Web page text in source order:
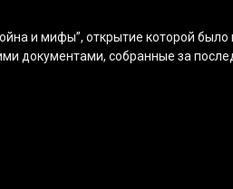
и мифы”, открытие которой
документами, собранные за